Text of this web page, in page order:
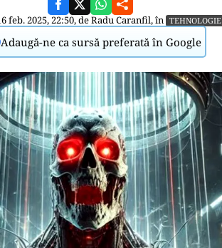
feb. 2025, 22:50, deRadu Caranfil, în TEHNOLOGIE
Adaugă-ne ca sursă preferată în Google